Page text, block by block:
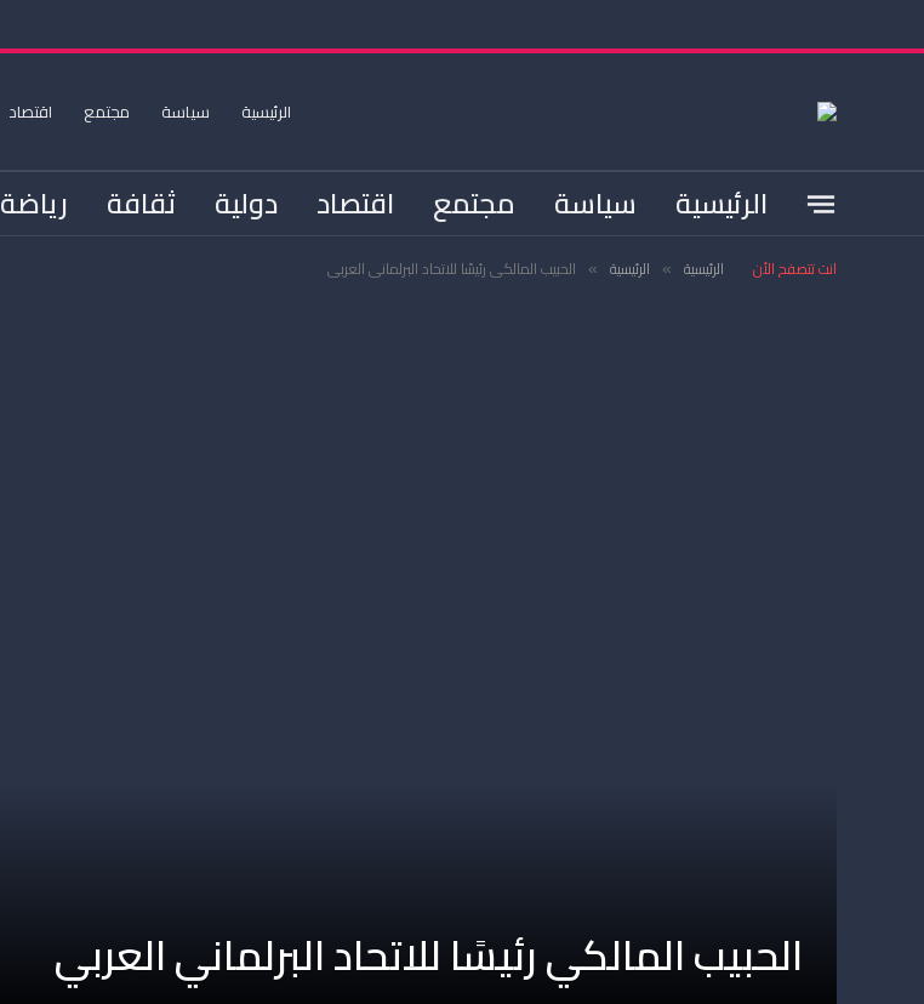
الرئيسية سياسة مجتمع اقتصاد
الرئيسية سياسة مجتمع اقتصاد دولية ثقافة رياضة
انت تتصفح الأن الرئيسية » الرئيسية » الحبيب المالكي رئيسًا للاتحاد البرلماني العربي
الحبيب المالكي رئيسًا للاتحاد البرلماني العربي